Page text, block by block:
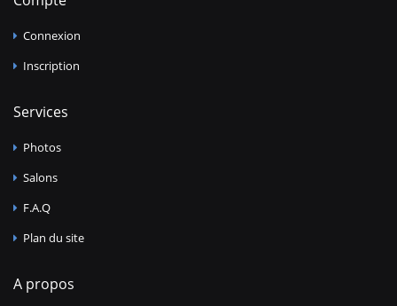
Connexion
Inscription
Services
Photos
Salons
F.A.Q
Plan du site
A propos